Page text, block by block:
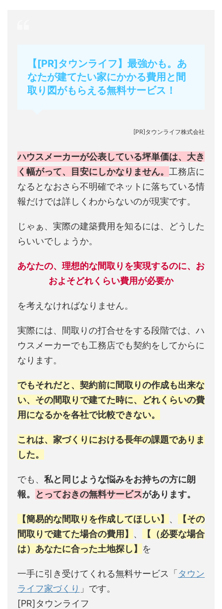
【[PR]タウンライフ】最強かも。あ
なたが建てたい家にかかる費用と間
取り図がもらえる無料サービス！
[PR]タウンライフ株式会社
ハウスメーカーが公表している坪単価は、大き
く幅がって、目安にしかなりません。 工務店に
なるとなおさら不明確でネットに落ちている情
報だけでは詳しくわからないのが現実です。
じゃぁ、実際の建築費用を知るには、どうした
らいいでしょうか。
あなたの、理想的な間取りを実現するのに、お
およそどれくらい費用が必要か
を考えなければなりません。
実際には、間取りの打合せをする段階では、ハ
ウスメーカーでも工務店でも契約をしてからに
なります。
でもそれだと、契約前に間取りの作成も出来な
い、その間取りで建てた時に、どれくらいの費
用になるかを各社で比較できない。
これは、家づくりにおける長年の課題でありま
した。
でも、 私と同じような悩みをお持ちの方に朗
報。
とっておきの無料サービスがあります。
【簡易的な間取りを作成してほしい】 、
【その
間取りで建てた場合の費用】 、
【（必要な場合
は）あなたに合った土地探し】 を
一手に引き受けてくれる無料サービス「タウン
ライフ家づくり 」です。
[PR]タウンライフ